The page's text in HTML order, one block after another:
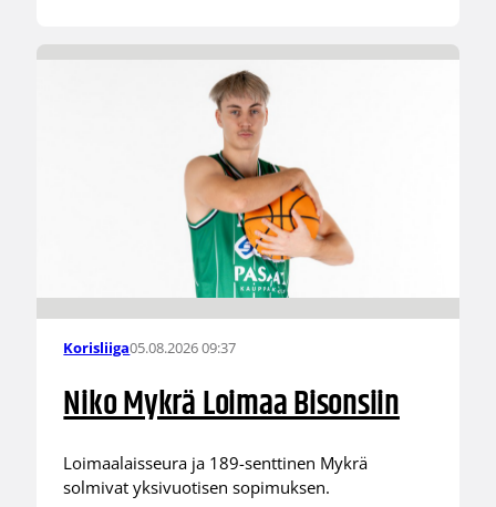
Korisliiga05.08.2026 09:37
Niko Mykrä Loimaa Bisonsiin
Loimaalaisseura ja 189-senttinen Mykrä
solmivat yksivuotisen sopimuksen.